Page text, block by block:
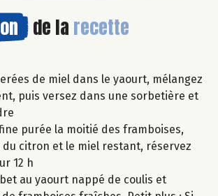
de la recette
de miel dans le yaourt, mélangez
puis versez dans une sorbetière et
purée la moitié des framboises,
du citron et le miel restant, réservez
12 h
au yaourt nappé de coulis et